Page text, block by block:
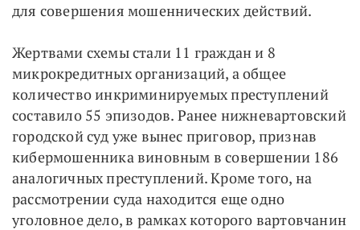
для совершения мошеннических действий.
Жертвами схемы стали 11 граждан и 8
микрокредитных организаций, а общее
количество инкриминируемых преступлений
составило 55 эпизодов. Ранее нижневартовский
городской суд уже вынес приговор, признав
кибермошенника виновным в совершении 186
аналогичных преступлений. Кроме того, на
рассмотрении суда находится еще одно
уголовное дело, в рамках которого вартовчанин